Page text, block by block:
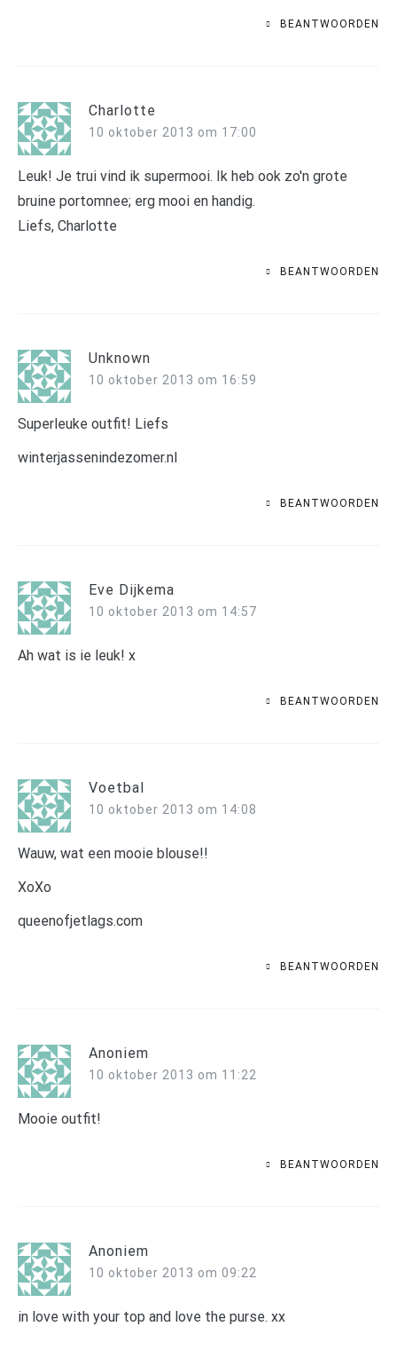
BEANTWOORDEN
Charlotte
10 oktober 2013 om 17:00
Leuk! Je trui vind ik supermooi. Ik heb ook zo'n grote
bruine portomnee; erg mooi en handig.
Liefs, Charlotte
BEANTWOORDEN
Unknown
10 oktober 2013 om 16:59
Superleuke outfit! Liefs
winterjassenindezomer.nl
BEANTWOORDEN
Eve Dijkema
10 oktober 2013 om 14:57
Ah wat is ie leuk! x
BEANTWOORDEN
Voetbal
10 oktober 2013 om 14:08
Wauw, wat een mooie blouse!!
XoXo
queenofjetlags.com
BEANTWOORDEN
Anoniem
10 oktober 2013 om 11:22
Mooie outfit!
BEANTWOORDEN
Anoniem
10 oktober 2013 om 09:22
in love with your top and love the purse. xx